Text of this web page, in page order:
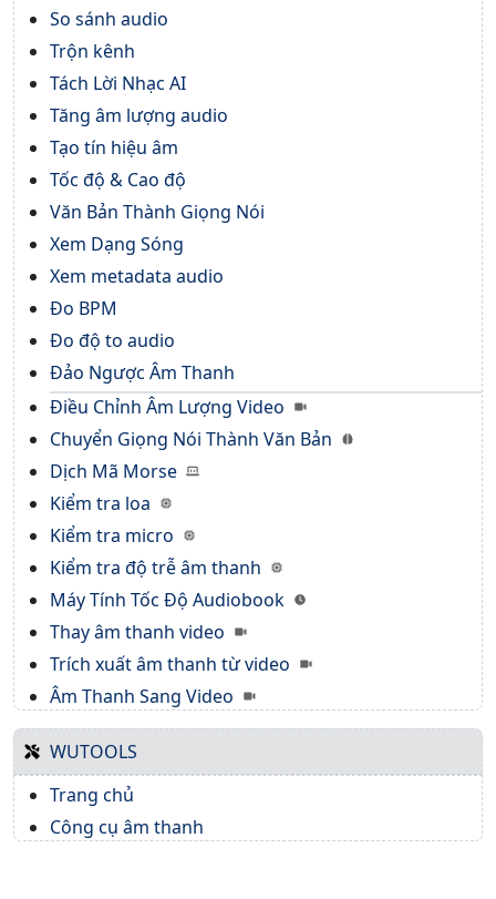
So sánh audio
Trộn kênh
Tách Lời Nhạc AI
Tăng âm lượng audio
Tạo tín hiệu âm
Tốc độ & Cao độ
Văn Bản Thành Giọng Nói
Xem Dạng Sóng
Xem metadata audio
Đo BPM
Đo độ to audio
Đảo Ngược Âm Thanh
Điều Chỉnh Âm Lượng Video
Chuyển Giọng Nói Thành Văn Bản
Dịch Mã Morse
Kiểm tra loa
Kiểm tra micro
Kiểm tra độ trễ âm thanh
Máy Tính Tốc Độ Audiobook
Thay âm thanh video
Trích xuất âm thanh từ video
Âm Thanh Sang Video
WUTOOLS
Trang chủ
Công cụ âm thanh